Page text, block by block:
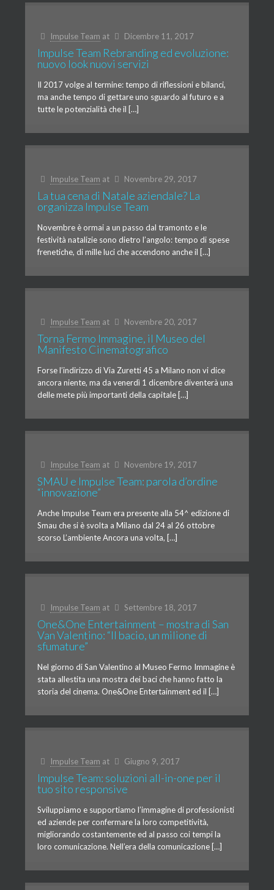
Impulse Team at Dicembre 11, 2017
Impulse Team Rebranding ed evoluzione:
nuovo look nuovi servizi
Il 2017 volge al termine: tempo di riflessioni e bilanci,
ma anche tempo di gettare uno sguardo al futuro e a
tutte le potenzialità che il […]
Impulse Team at Novembre 29, 2017
La tua cena di Natale aziendale? La
organizza Impulse Team
Novembre è ormai a un passo dal tramonto e le
festività natalizie sono dietro l’angolo: tempo di spese
frenetiche, di mille luci che accendono anche il […]
Impulse Team at Novembre 20, 2017
Torna Fermo Immagine, il Museo del
Manifesto Cinematografico
Forse l’indirizzo di Via Zuretti 45 a Milano non vi dice
ancora niente, ma da venerdì 1 dicembre diventerà una
delle mete più importanti della capitale […]
Impulse Team at Novembre 19, 2017
SMAU e Impulse Team: parola d’ordine
“innovazione”
Anche Impulse Team era presente alla 54^ edizione di
Smau che si è svolta a Milano dal 24 al 26 ottobre
scorso L’ambiente Ancora una volta, […]
Impulse Team at Settembre 18, 2017
One&One Entertainment – mostra di San
Van Valentino: “Il bacio, un milione di
sfumature”
Nel giorno di San Valentino al Museo Fermo Immagine è
stata allestita una mostra dei baci che hanno fatto la
storia del cinema. One&One Entertainment ed il […]
Impulse Team at Giugno 9, 2017
Impulse Team: soluzioni all-in-one per il
tuo sito responsive
Sviluppiamo e supportiamo l’immagine di professionisti
ed aziende per confermare la loro competitività,
migliorando costantemente ed al passo coi tempi la
loro comunicazione. Nell’era della comunicazione […]